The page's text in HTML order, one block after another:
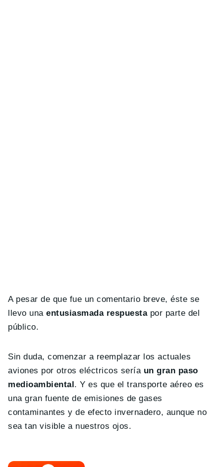
A pesar de que fue un comentario breve, éste se
llevo unaentusiasmada respuestapor parte del
público.
Sin duda, comenzar a reemplazar los actuales
aviones por otros eléctricos sería un gran paso
medioambiental. Y es que el transporte aéreo es
una gran fuente de emisiones de gases
contaminantes y de efecto invernadero, aunque no
sea tan visible a nuestros ojos.